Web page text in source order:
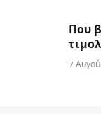
Που
7